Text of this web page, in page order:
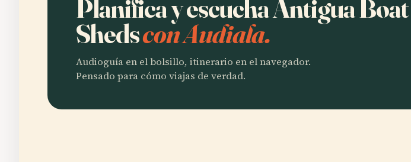
Planifica y escucha Antigua Boat
Shedscon Audiala.
Audioguía en el bolsillo, itinerario en el navegador.
Pensado para cómo viajas de verdad.